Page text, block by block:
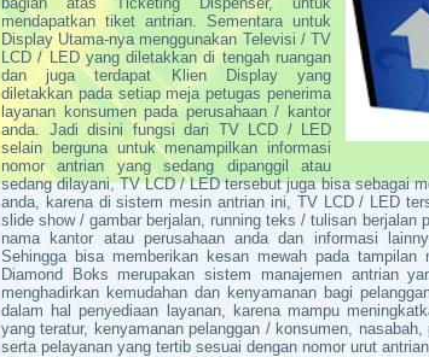
mendapatkan tiket antrian. Sementara untuk
Display Utama-nya menggunakan Televisi / TV
LCD / LED yang diletakkan di tengah ruangan
dan juga terdapat Klien Display yang
diletakkan pada setiap meja petugas penerima
layanan konsumen pada perusahaan / kantor
anda. Jadi disini fungsi dari TV LCD / LED
selain berguna untuk menampilkan informasi
nomor antrian yang sedang dipanggil atau
sedang dilayani, TV LCD / LED tersebut juga bisa sebagai
anda, karena di sistem mesin antrian ini, TV LCD / LED
slide show / gambar berjalan, running teks / tulisan berjalan
nama kantor atau perusahaan anda dan informasi
Sehingga bisa memberikan kesan mewah pada
Diamond Boks merupakan sistem manajemen antrian
menghadirkan kemudahan dan kenyamanan bagi
dalam hal penyediaan layanan, karena mampu
yang teratur, kenyamanan pelanggan / konsumen,
serta pelayanan yang tertib sesuai dengan nomor urut